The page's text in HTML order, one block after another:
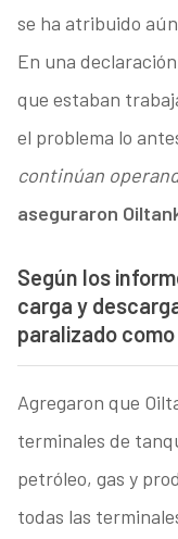
se ha atribuido
En una
que estaban
el problema lo
continúan
aseguraron
Según los
carga y
paralizado
Agregaron que
terminales de
petróleo, gas y
todas las